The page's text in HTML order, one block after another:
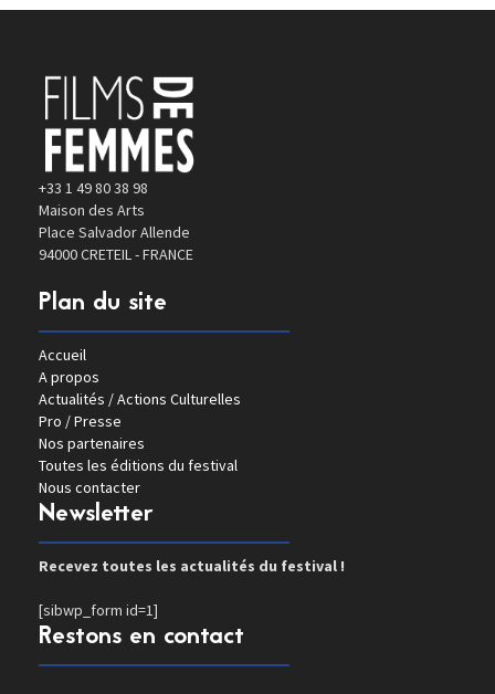
+33 1 49 80 38 98
Maison des Arts
Place Salvador Allende
94000 CRETEIL - FRANCE
Plan du site
Accueil
A propos
Actualités / Actions Culturelles
Pro / Presse
Nos partenaires
Toutes les éditions du festival
Nous contacter
Newsletter
Recevez toutes les actualités du festival !
[sibwp_form id=1]
Restons en contact